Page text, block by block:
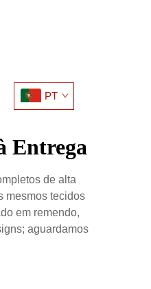
PT
Entrega
de alta
mesmos tecidos
em remendo,
aguardamos